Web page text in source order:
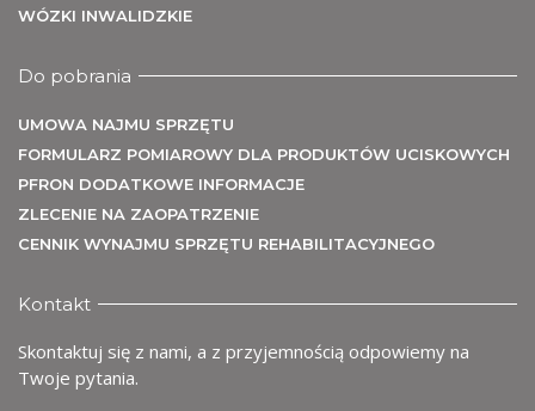
WÓZKI INWALIDZKIE
Do pobrania
UMOWA NAJMU SPRZĘTU
FORMULARZ POMIAROWY DLA PRODUKTÓW UCISKOWYCH
PFRON DODATKOWE INFORMACJE
ZLECENIE NA ZAOPATRZENIE
CENNIK WYNAJMU SPRZĘTU REHABILITACYJNEGO
Kontakt
Skontaktuj się z nami, a z przyjemnością odpowiemy na
Twoje pytania.